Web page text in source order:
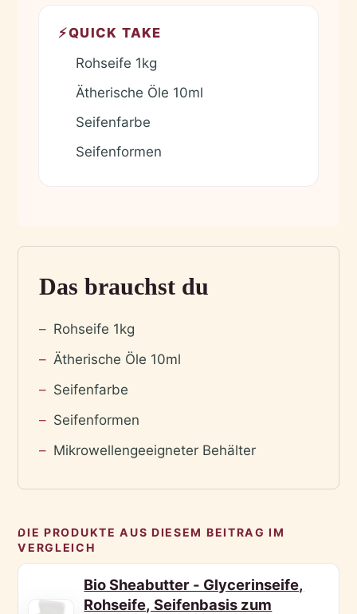
⚡QUICK TAKE
Rohseife 1kg
Ätherische Öle 10ml
Seifenfarbe
Seifenformen
Das brauchst du
Rohseife 1kg
Ätherische Öle 10ml
Seifenfarbe
Seifenformen
Mikrowellengeeigneter Behälter
DIE PRODUKTE AUS DIESEM BEITRAG IM
VERGLEICH
Bio Sheabutter - Glycerinseife,
Rohseife, Seifenbasis zum